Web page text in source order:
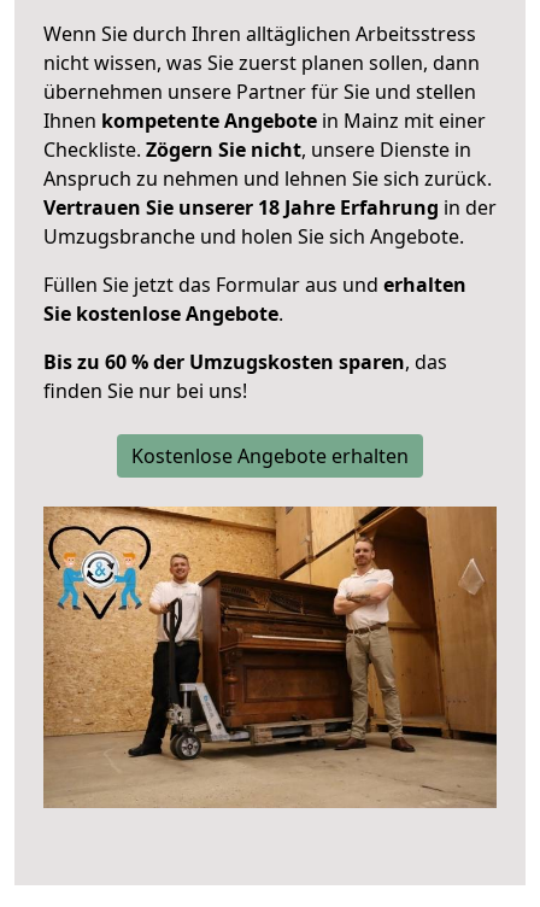
Wenn Sie durch Ihren alltäglichen Arbeitsstress
nicht wissen, was Sie zuerst planen sollen, dann
übernehmen unsere Partner für Sie und stellen
Ihnen kompetente Angebote in Mainz mit einer
Checkliste. Zögern Sie nicht, unsere Dienste in
Anspruch zu nehmen und lehnen Sie sich zurück.
Vertrauen Sie unserer 18 Jahre Erfahrung in der
Umzugsbranche und holen Sie sich Angebote.
Füllen Sie jetzt das Formular aus und erhalten
Sie kostenlose Angebote.
Bis zu 60 % der Umzugskosten sparen, das
finden Sie nur bei uns!
Kostenlose Angebote erhalten